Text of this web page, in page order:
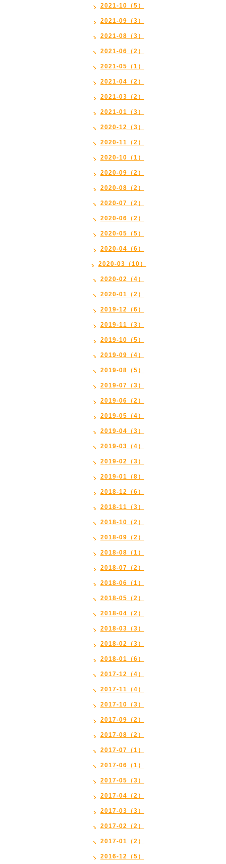
2021-10（5）
2021-09（3）
2021-08（3）
2021-06（2）
2021-05（1）
2021-04（2）
2021-03（2）
2021-01（3）
2020-12（3）
2020-11（2）
2020-10（1）
2020-09（2）
2020-08（2）
2020-07（2）
2020-06（2）
2020-05（5）
2020-04（6）
2020-03（10）
2020-02（4）
2020-01（2）
2019-12（6）
2019-11（3）
2019-10（5）
2019-09（4）
2019-08（5）
2019-07（3）
2019-06（2）
2019-05（4）
2019-04（3）
2019-03（4）
2019-02（3）
2019-01（8）
2018-12（6）
2018-11（3）
2018-10（2）
2018-09（2）
2018-08（1）
2018-07（2）
2018-06（1）
2018-05（2）
2018-04（2）
2018-03（3）
2018-02（3）
2018-01（6）
2017-12（4）
2017-11（4）
2017-10（3）
2017-09（2）
2017-08（2）
2017-07（1）
2017-06（1）
2017-05（3）
2017-04（2）
2017-03（3）
2017-02（2）
2017-01（2）
2016-12（5）